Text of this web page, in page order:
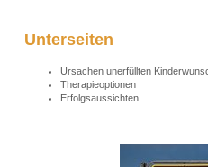
Unterseiten
Ursachen unerfüllten
Therapieoptionen
Erfolgsaussichten